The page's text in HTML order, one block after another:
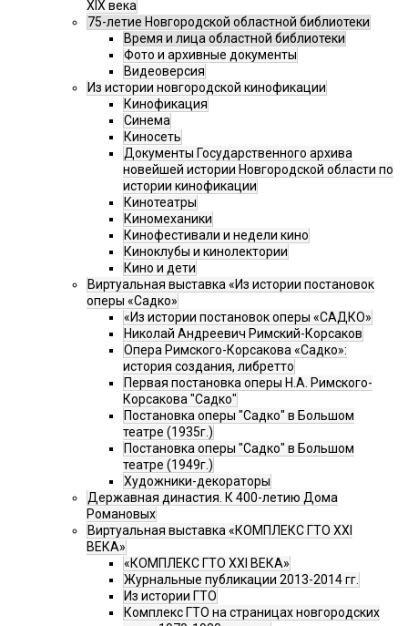
XIX века
75-летие Новгородской областной библиотеки
Время и лица областной библиотеки
Фото и архивные документы
Видеоверсия
Из истории новгородской кинофикации
Кинофикация
Синема
Киносеть
Документы Государственного архива
новейшей истории Новгородской области по
истории кинофикации
Кинотеатры
Киномеханики
Кинофестивали и недели кино
Киноклубы и кинолектории
Кино и дети
Виртуальная выставка «Из истории постановок
оперы «Садко»
«Из истории постановок оперы «САДКО»
Николай Андреевич Римский-Корсаков
Опера Римского-Корсакова «Садко»:
история создания, либретто
Первая постановка оперы Н.А. Римского-
Корсакова "Садко"
Постановка оперы "Садко" в Большом
театре (1935г.)
Постановка оперы "Садко" в Большом
театре (1949г.)
Художники-декораторы
Державная династия. К 400-летию Дома
Романовых
Виртуальная выставка «КОМПЛЕКС ГТО XXI
ВЕКА»
«КОМПЛЕКС ГТО XXI ВЕКА»
Журнальные публикации 2013-2014 гг.
Из истории ГТО
Комплекс ГТО на страницах новгородских